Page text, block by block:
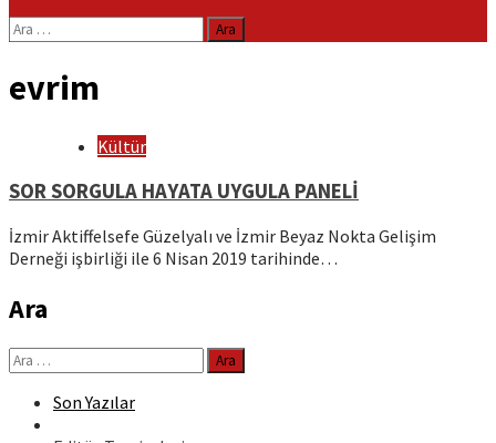
Arama:
evrim
Kültür
SOR SORGULA HAYATA UYGULA PANELİ
İzmir Aktiffelsefe Güzelyalı ve İzmir Beyaz Nokta Gelişim
Derneği işbirliği ile 6 Nisan 2019 tarihinde…
Ara
Arama:
Son Yazılar